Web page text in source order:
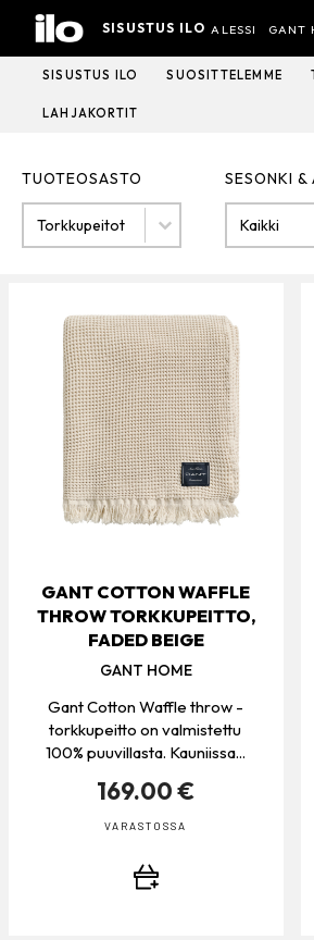
Hyppää
sisältöön
SISUSTUS ILO ALESSI GANT
SISUSTUS ILO SUOSITTELEMME
LAHJAKORTIT
TUOTEOSASTO
TUOTEOSASTO
Tuoteosasto
SESONKI &
SESONKI
SESONKI &
GANT COTTON WAFFLE
THROW TORKKUPEITTO,
FADED BEIGE
GANT HOME
Gant Cotton Waffle throw -
torkkupeitto on valmistettu
100% puuvillasta. Kauniissa...
169.00 €
VARASTOSSA